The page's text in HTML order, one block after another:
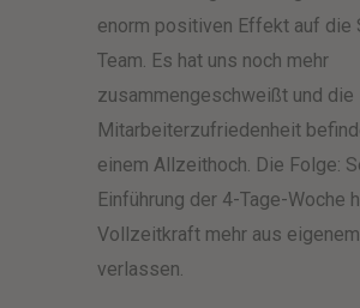
enorm positiven Effekt auf die
Team. Es hat uns noch mehr
zusammengeschweißt und die
Mitarbeiterzufriedenheit
einem Allzeithoch. Die Folge:
Einführung der 4-Tage-Woche
Vollzeitkraft mehr aus
verlassen.